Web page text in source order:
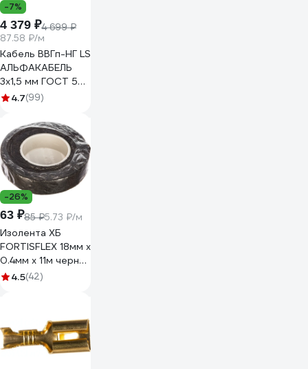
-7%
4 379 ₽4 699 ₽
87.58 ₽/м
Кабель ВВГп-НГ LS
АЛЬФАКАБЕЛЬ
3х1,5 мм ГОСТ 50
м 05190
4.7(99)
-26%
63 ₽85 ₽5.73 ₽/м
Изолента ХБ
FORTISFLEX 18мм х
0.4мм х 11м черная
71242
4.5(42)